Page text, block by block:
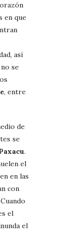
en que
así
se
, entre
de
se
.
el
en las
con
el
el